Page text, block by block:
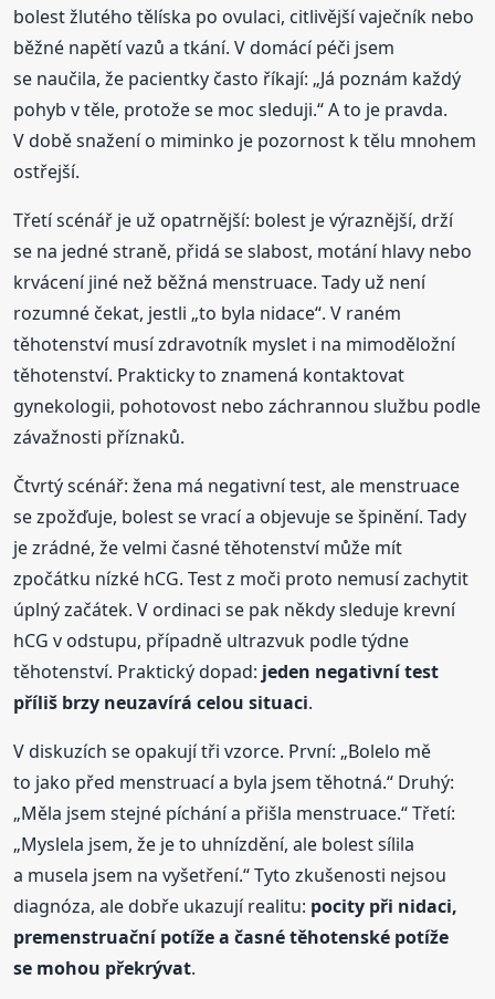
bolest žlutého tělíska po ovulaci, citlivější vaječník nebo
běžné napětí vazů a tkání. V domácí péči jsem
se naučila, že pacientky často říkají: „Já poznám každý
pohyb v těle, protože se moc sleduji.“ A to je pravda.
V době snažení o miminko je pozornost k tělu mnohem
ostřejší.
Třetí scénář je už opatrnější: bolest je výraznější, drží
se na jedné straně, přidá se slabost, motání hlavy nebo
krvácení jiné než běžná menstruace. Tady už není
rozumné čekat, jestli „to byla nidace“. V raném
těhotenství musí zdravotník myslet i na mimoděložní
těhotenství. Prakticky to znamená kontaktovat
gynekologii, pohotovost nebo záchrannou službu podle
závažnosti příznaků.
Čtvrtý scénář: žena má negativní test, ale menstruace
se zpožďuje, bolest se vrací a objevuje se špinění. Tady
je zrádné, že velmi časné těhotenství může mít
zpočátku nízké hCG. Test z moči proto nemusí zachytit
úplný začátek. V ordinaci se pak někdy sleduje krevní
hCG v odstupu, případně ultrazvuk podle týdne
těhotenství. Praktický dopad: jeden negativní test
příliš brzy neuzavírá celou situaci.
V diskuzích se opakují tři vzorce. První: „Bolelo mě
to jako před menstruací a byla jsem těhotná.“ Druhý:
„Měla jsem stejné píchání a přišla menstruace.“ Třetí:
„Myslela jsem, že je to uhnízdění, ale bolest sílila
a musela jsem na vyšetření.“ Tyto zkušenosti nejsou
diagnóza, ale dobře ukazují realitu: pocity při nidaci,
premenstruační potíže a časné těhotenské potíže
se mohou překrývat.